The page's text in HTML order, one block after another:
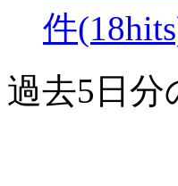
件
過去5日